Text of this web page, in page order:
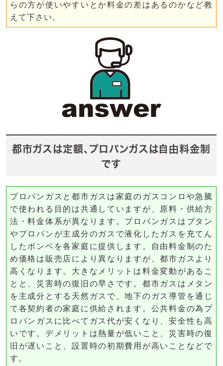
らの方が使いやすいとか料金の差はあるのかなど教
えて下さい。
都市ガスは定額、プロパンガスは自由料金制
です
プロパンガスと都市ガスは家庭のガスコンロや急騰
で使われる目的は共通していますが、原料・供給方
法・料金体系が異なります。プロパンガスはブタン
やプロパンが主成分のガスで液化したガスを充てん
したボンベを各家庭に提供します。自由料金制のた
め価格は販売店により異なりますが、都市ガスより
高くなります。大きなメリットは料金変動があるこ
とと、災害時の復旧の早さです。都市ガスはメタン
を主成分とする天然ガスで、地下のガス導管を通じ
て各契約者の家庭に供給されます。公共料金の為プ
ロパンガスに比べてガス代が安くなり、安全性も高
いです。デメリットは熱量が低いこと、災害時の復
旧が遅いこと、設置時の初期費用が高いことなどで
す。